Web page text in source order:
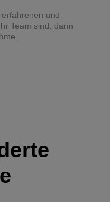
und
Team sind, dann